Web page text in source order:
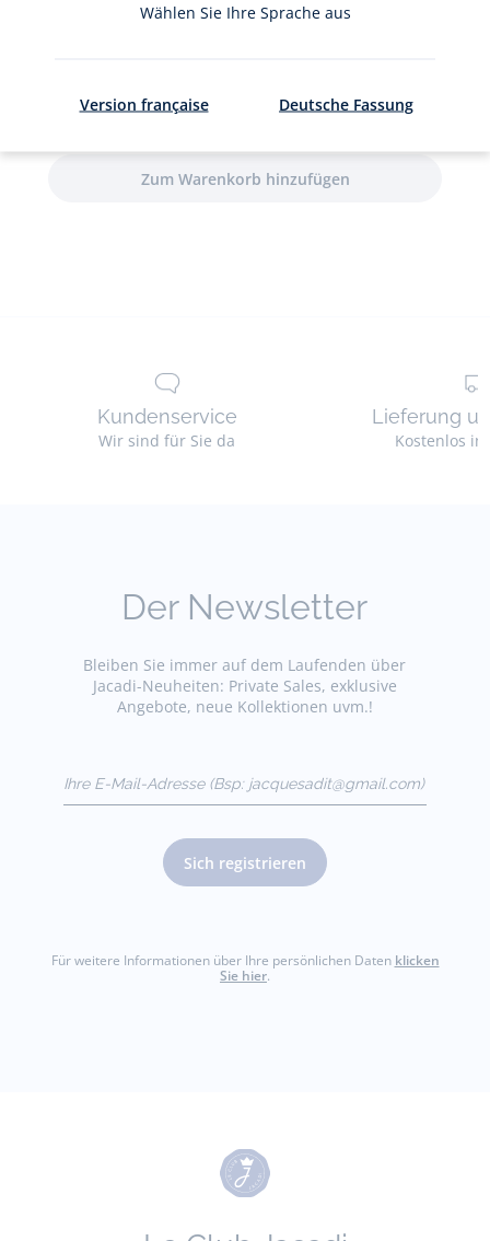
ausgewählte(r) Artikel
Gesamtbetrag CHF 0.00
Kundenservice
Wir sind für Sie da
Lieferung
Kostenlos
Der Newsletter
Bleiben Sie immer auf dem Laufenden über
Jacadi-Neuheiten: Private Sales, exklusive
Angebote, neue Kollektionen uvm.!
(Bsp:
jacquesadit@gmail.com)
Sich registrieren
Für weitere Informationen über Ihre persönlichen Daten klicken
Sie hier.
Wählen Sie Ihre Sprache aus
Version française Deutsche Fassung